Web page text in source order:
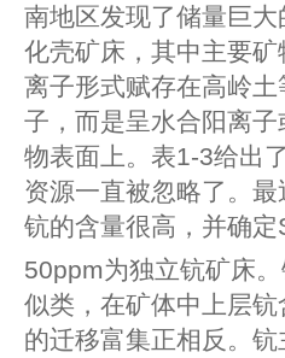
南地区发现了储量巨
化壳矿床，其中主要
离子形式赋存在高岭
子，而是呈水合阳离
物表面上。表1-3给出
资源一直被忽略了。
钪的含量很高，并确定
50ppm为独立钪矿床
似类，在矿体中上层
的迁移富集正相反。